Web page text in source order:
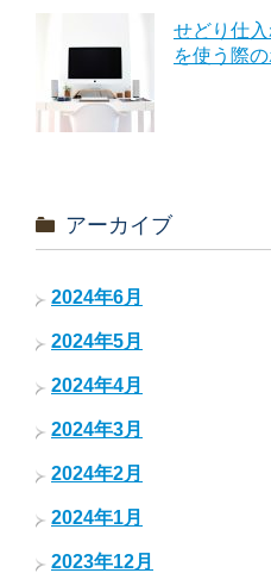
せどり仕
を使う際
アーカイブ
2024年6月
2024年5月
2024年4月
2024年3月
2024年2月
2024年1月
2023年12月